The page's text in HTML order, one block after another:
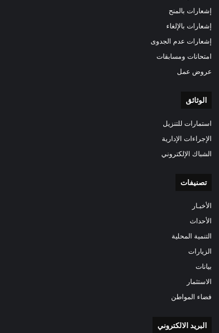
إشعارات بالمنح
إشعارات بالإلغاء
إشعارات عدم الجدوى
امتحانات ومسابقات
عروض عمل
الوثائق
استمارات للتنزيل
الإجراءات الإدارية
الشباك الإلكتروني
تصنيفات
الأخبـار
الأحداث
التنمية المحلية
الزيارات
بيانات
الاستثمار
فضاء المواطن
البريد الالكتروني